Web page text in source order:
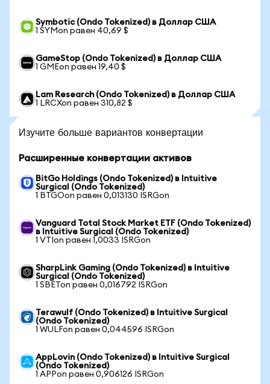
Symbotic (Ondo Tokenized) в Доллар США
1 SYMon равен 40,69 $
GameStop (Ondo Tokenized) в Доллар США
1 GMEon равен 19,40 $
Lam Research (Ondo Tokenized) в Доллар США
1 LRCXon равен 310,82 $
Изучите больше вариантов конвертации
Расширенные конвертации активов
BitGo Holdings (Ondo Tokenized) в Intuitive
Surgical (Ondo Tokenized)
1 BTGOon равен 0,013130 ISRGon
Vanguard Total Stock Market ETF (Ondo Tokenized)
в Intuitive Surgical (Ondo Tokenized)
1 VTIon равен 1,0033 ISRGon
SharpLink Gaming (Ondo Tokenized) в Intuitive
Surgical (Ondo Tokenized)
1 SBETon равен 0,016792 ISRGon
Terawulf (Ondo Tokenized) в Intuitive Surgical
(Ondo Tokenized)
1 WULFon равен 0,044596 ISRGon
AppLovin (Ondo Tokenized) в Intuitive Surgical
(Ondo Tokenized)
1 APPon равен 0,906126 ISRGon